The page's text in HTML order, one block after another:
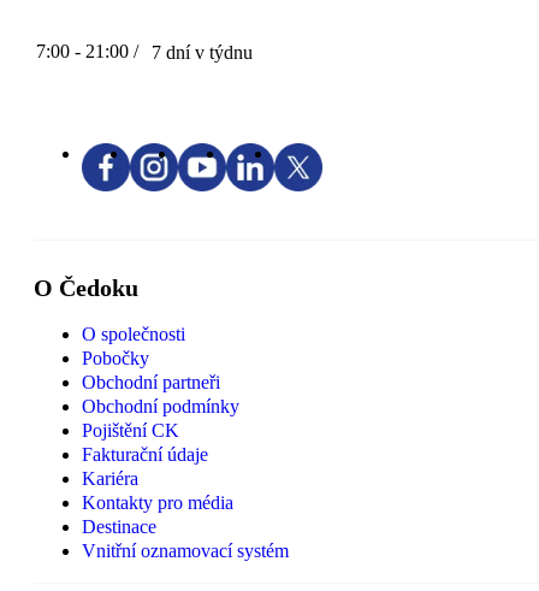
7:00 - 21:00 / 7 dní v týdnu
O Čedoku
O společnosti
Pobočky
Obchodní partneři
Obchodní podmínky
Pojištění CK
Fakturační údaje
Kariéra
Kontakty pro média
Destinace
Vnitřní oznamovací systém